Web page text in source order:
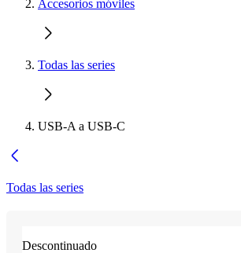
Accesorios móviles
Todas las series
USB-A a USB-C
Todas las series
Descontinuado